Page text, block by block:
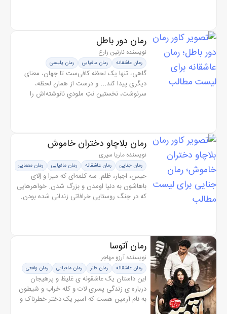
رمان دور باطل
نویسنده نازنین زارع
رمان عاشقانه رمان مافیایی رمان پلیسی
گاهی، تنها یک لحظه کافی‌ست تا جهان، معنای
دیگری پیدا کند... و درست از همان لحظه،
سرنوشت، نخستین نتِ ملودیِ نانوشته‌اش را
رمان بلاچاو دختران خاموش
نویسنده ماریا سیری
رمان جنایی رمان عاشقانه رمان مافیایی رمان معمایی
حبس، اجبار، ظلم. سه کلمه‌ای که میرا و اِلای
باهاشون به دنیا اومدن و بزرگ شدن. خواهرهایی
که در چنگ روستایی خرافاتی زندانی شده بودن.
رمان آتوسا
نویسنده آرزو مهاجر
رمان عاشقانه رمان طنز رمان مافیایی رمان واقعی
این داستان یک عاشقونه ی غلیظ و پرهیجان
درباره ی زندگی پسری لات و کله خراب و شیطون
به نام آرمین هست که اسیر یک دختر خطرناک و